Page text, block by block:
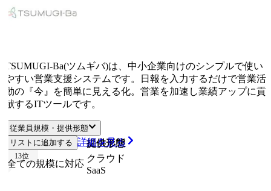
Ba(ツムギバ)は、中小企業向けのシンプルで使い
すい営業支援システムです。日報を入力するだけで営業活
の『今』を簡単に見える化。営業を加速し業績アップに貢
するITツールです。
従業員規模・提供形態
従業員規模
提供形態
ての規模に対応
クラウド
SaaS
リストに追加する 詳細を見る
位